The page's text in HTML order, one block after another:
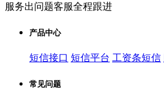
服务出问题客服全程跟进
产品中心
短信接口 短信平台 工资条短信
常见问题